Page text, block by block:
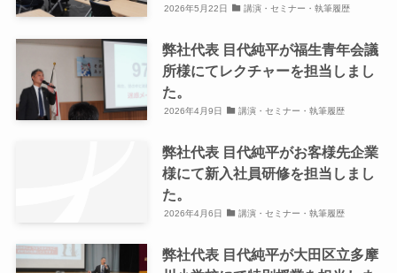
2026年5月22日 講演・セミナー・執筆履歴
弊社代表 目代純平が福生青年会議
所様にてレクチャーを担当しまし
た。
2026年4月9日 講演・セミナー・執筆履歴
弊社代表 目代純平がお客様先企業
様にて新入社員研修を担当しまし
た。
2026年4月6日 講演・セミナー・執筆履歴
弊社代表 目代純平が大田区立多摩